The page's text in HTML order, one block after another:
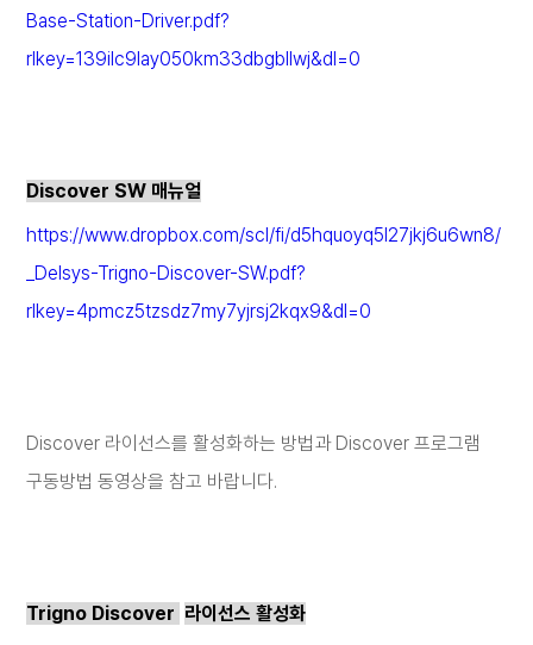
Base-Station-Driver.pdf?
rlkey=139ilc9lay050km33dbgbllwj&dl=0
Discover SW 매뉴얼
https://www.dropbox.com/scl/fi/d5hquoyq5l27jkj6u6wn8/
_Delsys-Trigno-Discover-SW.pdf?
rlkey=4pmcz5tzsdz7my7yjrsj2kqx9&dl=0
Discover 라이선스를 활성화하는 방법과Discover프로그램
구동방법 동영상을 참고 바랍니다.
Trigno Discover 라이선스 활성화